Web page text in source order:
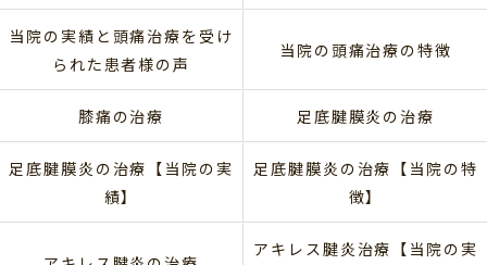
当院の実績と頭痛治療を受け
られた患者様の声
当院の頭痛治療の特徴
膝痛の治療 足底腱膜炎の治療
足底腱膜炎の治療【当院の実
績】
足底腱膜炎の治療【当院の特
徴】
アキレス腱炎治療【当院の実